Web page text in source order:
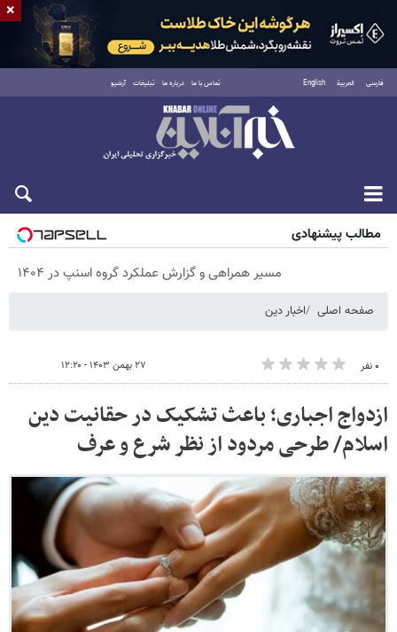
فارسی العربية English تماس با ما درباره ما تبلیغات آرشیو
پنجشنبه ۱۵ مرداد ۱۴۰۵
مطالب پیشنهادی
مسیر همراهی و گزارش عملکرد گروه اسنپ در ۱۴۰۴
صفحه اصلی اخبار دین
۰ نفر ۲۷ بهمن ۱۴۰۳ - ۱۲:۲۰
ازدواج اجباری؛ باعث تشکیک در حقانیت دین
اسلام/ طرحی مردود از نظر شرع و عرف
×